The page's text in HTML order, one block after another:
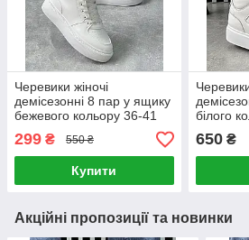
Черевики жіночі
демісезонні 8 пар у ящику
бежевого кольору 36-41
299 ₴ 550 ₴
Купити
білого
650₴
Акційні пропозиції та новинки